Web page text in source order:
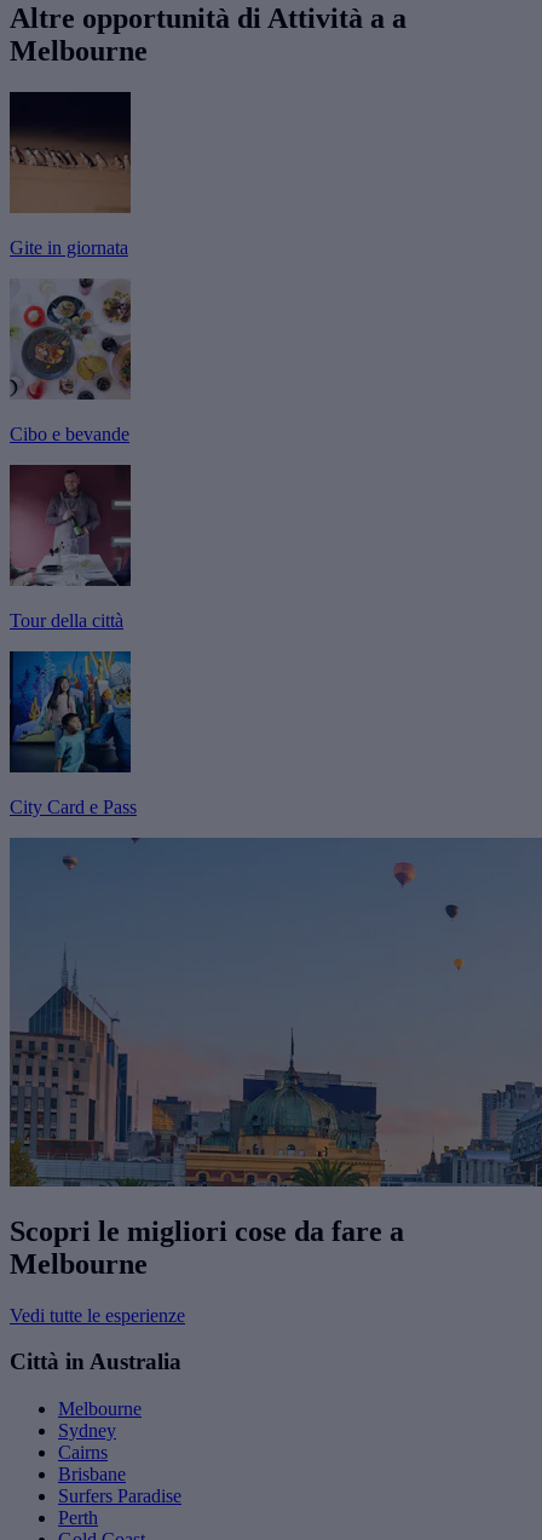
Altre opportunità di Attività a a
Melbourne
Gite in giornata
Cibo e bevande
Tour della città
City Card e Pass
Scopri le migliori cose da fare a
Melbourne
Vedi tutte le esperienze
Città in Australia
Melbourne
Sydney
Cairns
Brisbane
Surfers Paradise
Perth